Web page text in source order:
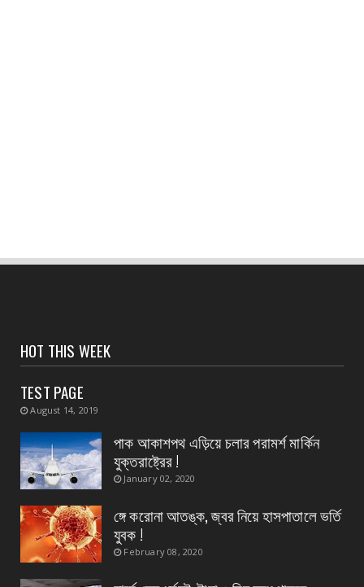
বর্ষাকালেও নিরবচ্ছিন্ন জনসেবায় সিভিক ভলান্টিয়ারদের
পাশে পূ...
হলদিয়া রানি চকে বিক্ষোভ মিছিল ও পথ অবরোধে সামিল
হলেন সি আই ...
August 05, 2026
পাঁশকুড়া এক নম্বর গ্রাম পঞ্চায়েতের বোর্ড গঠন করলো
বিজেপি
HOT THIS WEEK
TEST PAGE
August 14, 2019
পাক আকাশপথ এড়িয়ে চলার পরামর্শ মার্কিন
যুক্তরাষ্ট্রের !
January 02, 2020
ঙ্গে করোনা আতঙ্ক, জ্বর নিয়ে হাসপাতালে ভর্তি
যুবক !
February 08, 2020